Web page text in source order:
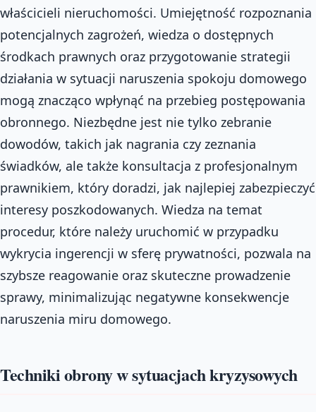
właścicieli nieruchomości. Umiejętność rozpoznania
potencjalnych zagrożeń, wiedza o dostępnych
środkach prawnych oraz przygotowanie strategii
działania w sytuacji naruszenia spokoju domowego
mogą znacząco wpłynąć na przebieg postępowania
obronnego. Niezbędne jest nie tylko zebranie
dowodów, takich jak nagrania czy zeznania
świadków, ale także konsultacja z profesjonalnym
prawnikiem, który doradzi, jak najlepiej zabezpieczyć
interesy poszkodowanych. Wiedza na temat
procedur, które należy uruchomić w przypadku
wykrycia ingerencji w sferę prywatności, pozwala na
szybsze reagowanie oraz skuteczne prowadzenie
sprawy, minimalizując negatywne konsekwencje
naruszenia miru domowego.
Techniki obrony w sytuacjach kryzysowych